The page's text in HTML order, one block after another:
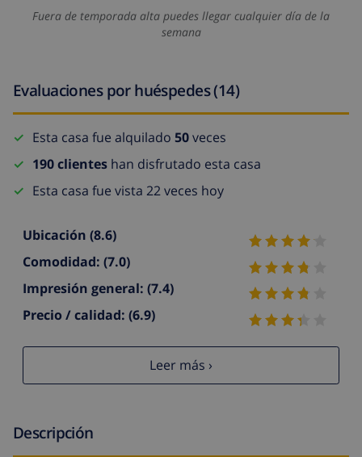
Fuera de temporada alta puedes llegar cualquier día de la
semana
Evaluaciones por huéspedes (14)
Esta casa fue alquilado 50veces
190 clientes han disfrutado esta casa
Esta casa fue vista 22 veces hoy
Ubicación (8.6)
Comodidad: (7.0)
Impresión general: (7.4)
Precio / calidad: (6.9)
Leer más ›
Descripción